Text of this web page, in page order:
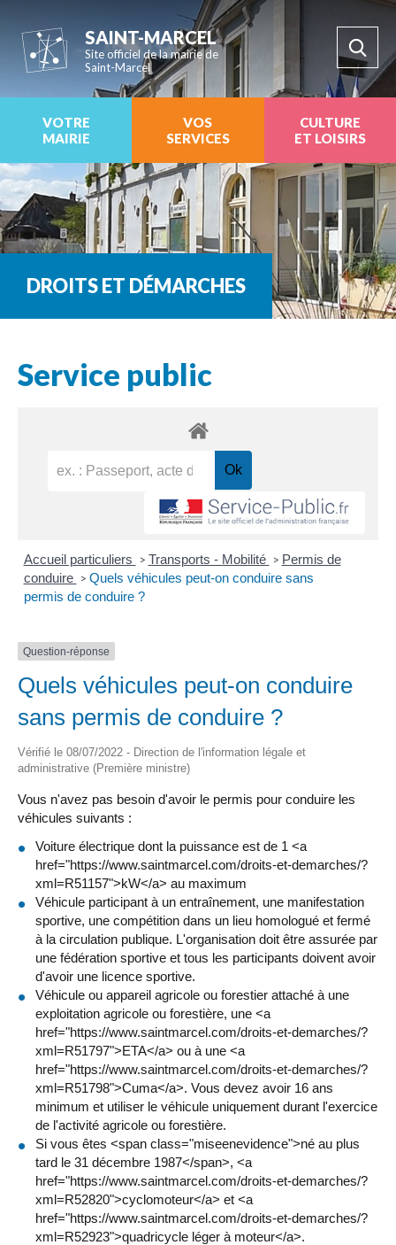
SAINT-MARCEL
Site officiel de la mairie de
Saint-Marcel
VOTRE
MAIRIE
VOS
SERVICES
CULTURE
ET LOISIRS
DROITS ET DÉMARCHES
Service public
Accueil particuliers > Transports - Mobilité > Permis de
conduire > Quels véhicules peut-on conduire sans
permis de conduire ?
Question-réponse
Quels véhicules peut-on conduire
sans permis de conduire ?
Vérifié le 08/07/2022 - Direction de l'information légale et
administrative (Première ministre)
Vous n'avez pas besoin d'avoir le permis pour conduire les
véhicules suivants :
Voiture électrique dont la puissance est de 1 <a
href="https://www.saintmarcel.com/droits-et-demarches/?
xml=R51157">kW</a> au maximum
Véhicule participant à un entraînement, une manifestation
sportive, une compétition dans un lieu homologué et fermé
à la circulation publique. L'organisation doit être assurée par
une fédération sportive et tous les participants doivent avoir
d'avoir une licence sportive.
Véhicule ou appareil agricole ou forestier attaché à une
exploitation agricole ou forestière, une <a
href="https://www.saintmarcel.com/droits-et-demarches/?
xml=R51797">ETA</a> ou à une <a
href="https://www.saintmarcel.com/droits-et-demarches/?
xml=R51798">Cuma</a>. Vous devez avoir 16 ans
minimum et utiliser le véhicule uniquement durant l'exercice
de l'activité agricole ou forestière.
Si vous êtes <span class="miseenevidence">né au plus
tard le 31 décembre 1987</span>, <a
href="https://www.saintmarcel.com/droits-et-demarches/?
xml=R52820">cyclomoteur</a> et <a
href="https://www.saintmarcel.com/droits-et-demarches/?
xml=R52923">quadricycle léger à moteur</a>.